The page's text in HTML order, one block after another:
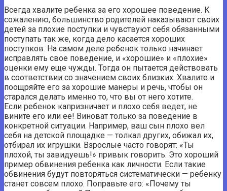
Всегда хвалите ребенка за его хорошее поведение. К
сожалению, большинство родителей наказывают своих
детей за плохие поступки и чувствуют себя обязанными
поступать так же, когда дело касается хороших
поступков. На самом деле ребенок только начинает
исправлять свое поведение, и «хорошие» и «плохие»
оценки ему еще чужды. Тогда он пытается действовать
в соответствии со значением своих близких. Хвалите и
поощряйте его за хорошие манеры и речь, чтобы он
старался делать именно то, что вы от него хотите.
Если ребенок капризничает и плохо себя ведет, не
вините его или ее! Виноват только за поведение в
конкретной ситуации. Например, ваш сын плохо вел
себя на детской площадке — толкал других, обижал их,
отбирал их игрушки. Взрослые часто говорят: «Ты
плохой, ты завидуешь!» привык говорить. Это хороший
пример обвинения ребенка как личности. Если такие
обвинения будут повторяться систематически — ребенку
станет совсем плохо. Поправьте его: «Почему ты